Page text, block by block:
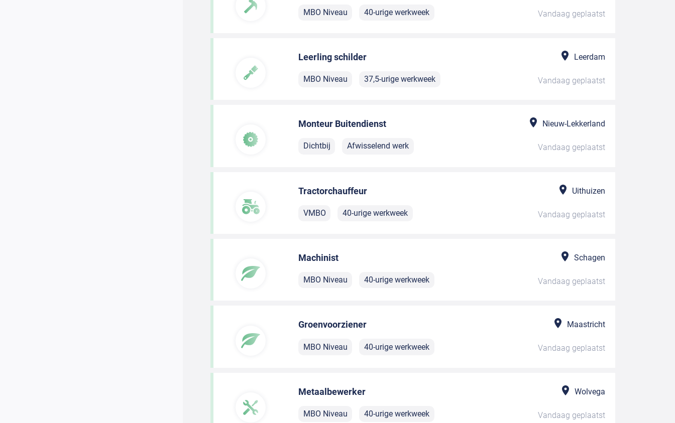
MBO Niveau 40-urige werkweek Vandaag geplaatst
Leerling schilder Leerdam
MBO Niveau 37,5-urige werkweek Vandaag geplaatst
Monteur Buitendienst Nieuw-Lekkerland
Dichtbij Afwisselend werk Vandaag geplaatst
Tractorchauffeur Uithuizen
VMBO 40-urige werkweek Vandaag geplaatst
Machinist Schagen
MBO Niveau 40-urige werkweek Vandaag geplaatst
Groenvoorziener Maastricht
MBO Niveau 40-urige werkweek Vandaag geplaatst
Metaalbewerker Wolvega
MBO Niveau 40-urige werkweek Vandaag geplaatst